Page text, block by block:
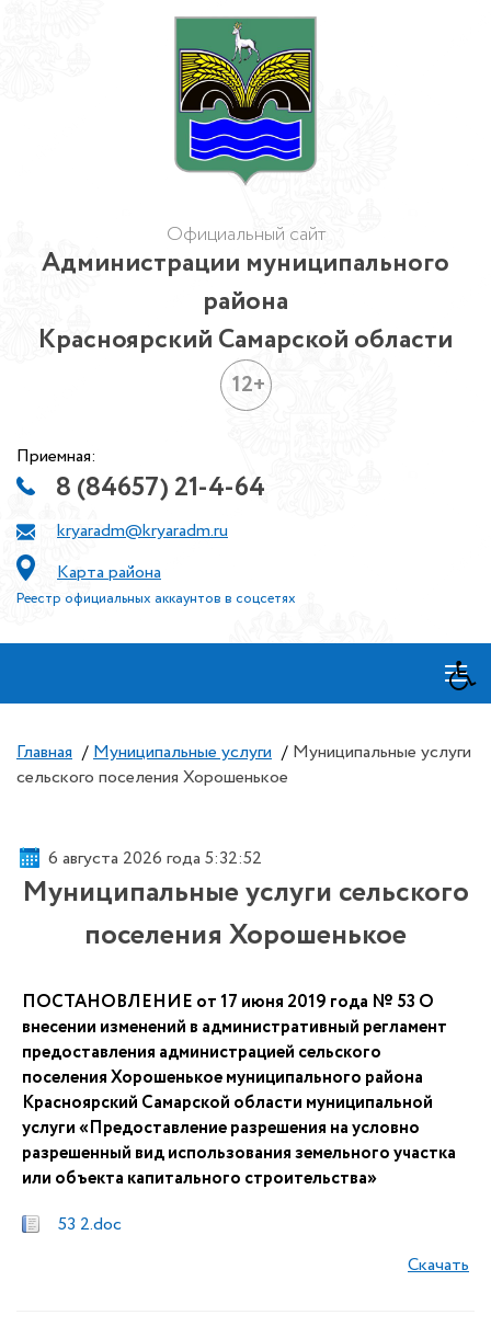
Официальный сайт
Администрации муниципального
района
Красноярский Самарской области
12+
Приемная:
8 (84657) 21-4-64
kryaradm@kryaradm.ru
Карта района
Реестр официальных аккаунтов в соцсетях
≡
Главная / Муниципальные услуги / Муниципальные услуги
сельского поселения Хорошенькое
6 августа 2026 года 5:32:52
Муниципальные услуги сельского
поселения Хорошенькое
ПОСТАНОВЛЕНИЕ от 17 июня 2019 года № 53 О
внесении изменений в административный регламент
предоставления администрацией сельского
поселения Хорошенькое муниципального района
Красноярский Самарской области муниципальной
услуги «Предоставление разрешения на условно
разрешенный вид использования земельного участка
или объекта капитального строительства»
53 2.doc
Скачать